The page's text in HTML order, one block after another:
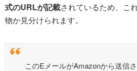
式のURLが記載されているため、こ
物か見分けられます。
このEメールがAmazonから送信